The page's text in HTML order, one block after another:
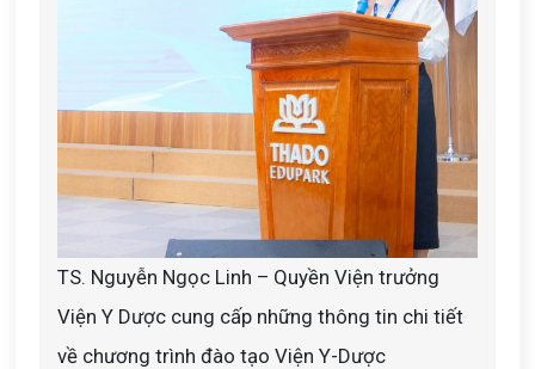
TS. Nguyễn Ngọc Linh – Quyền Viện trưởng
Viện Y Dược cung cấp những thông tin chi tiết
về chương trình đào tạo Viện Y-Dược